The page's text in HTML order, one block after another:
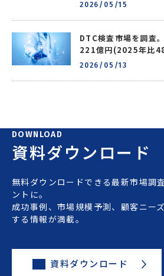
2026/05/15
DTC検査市場を調査
221億円(2025年比
2026/05/13
DOWNLOAD
資料ダウンロード
無料ダウンロードできる最新市場調
ントに。
成功事例、市場規模予測、顧客ニー
する情報が満載。
資料ダウンロード